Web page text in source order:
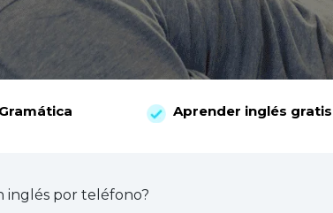
Gramática Aprender inglés gratis
inglés por teléfono?